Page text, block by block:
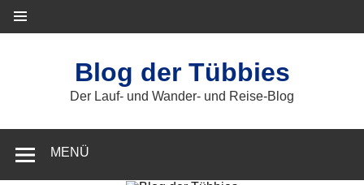
Inhalt
springen
Blog der Tübbies
Der Lauf- und Wander- und Reise-Blog
MENÜ